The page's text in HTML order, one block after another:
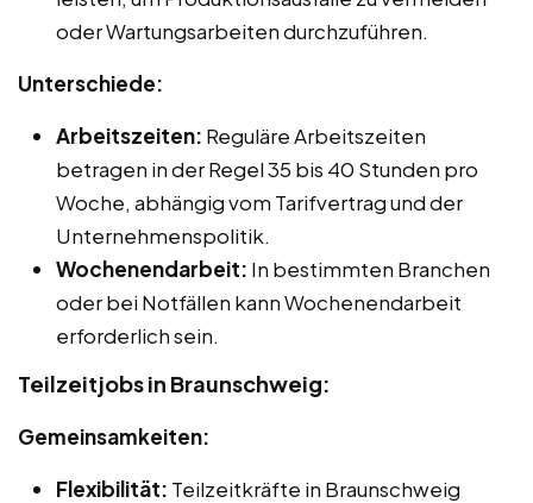
oder Wartungsarbeiten durchzuführen.
Unterschiede:
Arbeitszeiten: Reguläre Arbeitszeiten
betragen in der Regel 35 bis 40 Stunden pro
Woche, abhängig vom Tarifvertrag und der
Unternehmenspolitik.
Wochenendarbeit: In bestimmten Branchen
oder bei Notfällen kann Wochenendarbeit
erforderlich sein.
Teilzeitjobs in Braunschweig:
Gemeinsamkeiten:
Flexibilität: Teilzeitkräfte in Braunschweig